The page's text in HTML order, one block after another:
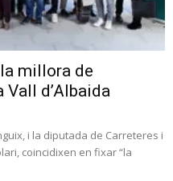
millora de
d’Albaida
i la diputada de Carreteres i
coincidixen en fixar “la